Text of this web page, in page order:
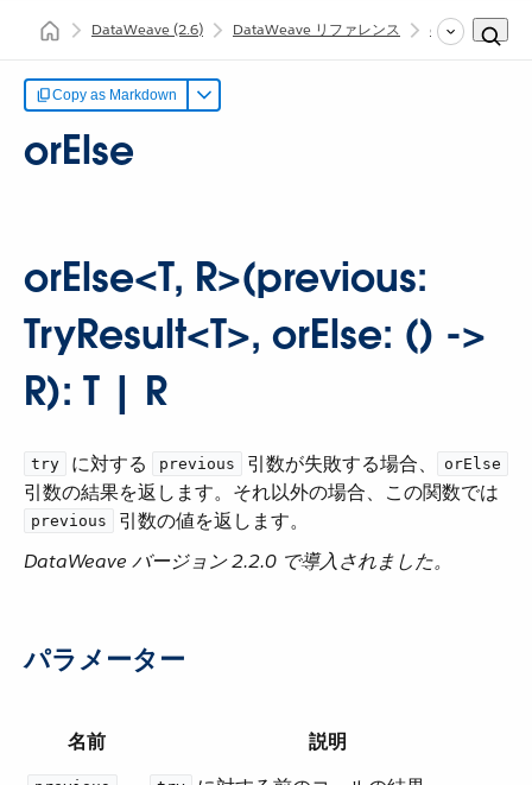
DataWeave(2.6) DataWeave リファレンス dw::Runtime
Copy as Markdown
orElse
orElse<T, R>(previous:
TryResult<T>, orElse: () ->
R): T | R
try ​ に対する ​ previous ​ 引数が失敗する場合、​ orElse
引数の結果を返します。それ以外の場合、この関数では ​
previous
​ 引数の値を返します。
DataWeave バージョン 2.2.0 で導入されました。
パラメーター
名前 説明